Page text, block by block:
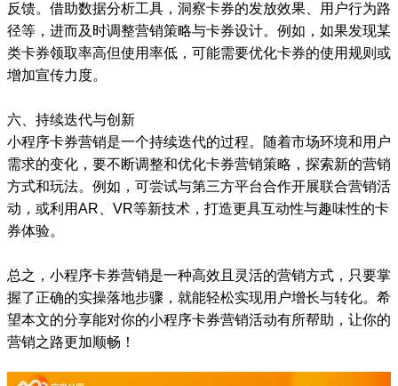
反馈。借助数据分析工具，洞察卡券的发放效果、用户行为路
径等，进而及时调整营销策略与卡券设计。例如，如果发现某
类卡券领取率高但使用率低，可能需要优化卡券的使用规则或
增加宣传力度。
六、持续迭代与创新
小程序卡券营销是一个持续迭代的过程。随着市场环境和用户
需求的变化，要不断调整和优化卡券营销策略，探索新的营销
方式和玩法。例如，可尝试与第三方平台合作开展联合营销活
动，或利用AR、VR等新技术，打造更具互动性与趣味性的卡
券体验。
总之，小程序卡券营销是一种高效且灵活的营销方式，只要掌
握了正确的实操落地步骤，就能轻松实现用户增长与转化。希
望本文的分享能对你的小程序卡券营销活动有所帮助，让你的
营销之路更加顺畅！